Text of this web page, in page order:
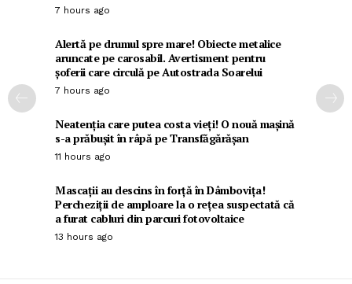
7 hours ago
Alertă pe drumul spre mare! Obiecte metalice
aruncate pe carosabil. Avertisment pentru
șoferii care circulă pe Autostrada Soarelui
7 hours ago
Neatenția care putea costa vieți! O nouă mașină
s-a prăbușit în râpă pe Transfăgărășan
11 hours ago
Mascații au descins în forță în Dâmbovița!
Percheziții de amploare la o rețea suspectată că
a furat cabluri din parcuri fotovoltaice
13 hours ago